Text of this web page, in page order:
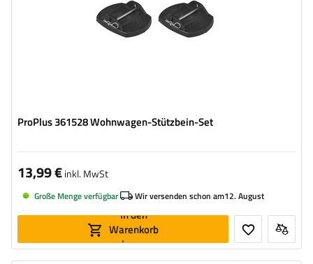
ProPlus 361528 Wohnwagen-Stützbein-Set
13,99 €inkl. MwSt
Große Menge verfügbar Wir versenden schon am12. August
In den
Warenkorb
legen